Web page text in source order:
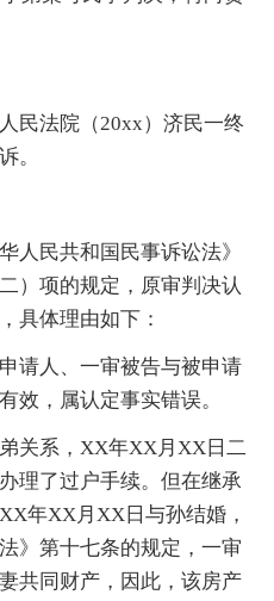
法院（20xx）济民一终
。
民共和国民事诉讼法》
）项的规定，原审判决认
具体理由如下：
人、一审被告与被申请
效，属认定事实错误。
系，XX年XX月XX日二
理了过户手续。但在继承
年XX月XX日与孙结婚，
》第十七条的规定，一审
共同财产，因此，该房产